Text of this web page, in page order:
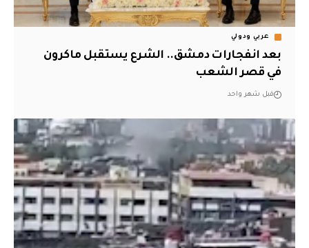
عربي ودولي
بعد انفجارات دمشق.. الشرع يستقبل ماكرون
في قصر الشعب
قبل شهر واحد